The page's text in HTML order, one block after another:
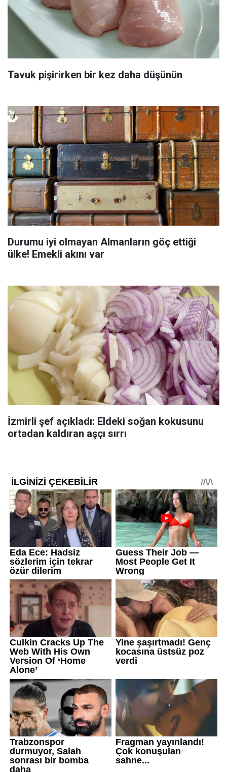
Tavuk pişirirken bir kez daha düşünün
Durumu iyi olmayan Almanların göç ettiği
ülke! Emekli akını var
İzmirli şef açıkladı: Eldeki soğan kokusunu
ortadan kaldıran aşçı sırrı